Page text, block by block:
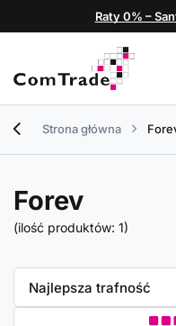
Raty 0% –
Strona główna
Forev
(ilość produktów: 1)
Zmień sortowanie
Najlepsza trafność